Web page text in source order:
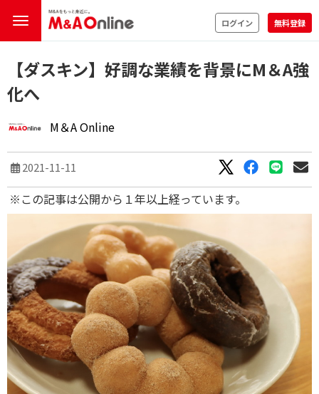
ログイン 無料登録
【ダスキン】好調な業績を背景にM＆A強
化へ
M＆A Online
2021-11-11
※この記事は公開から１年以上経っています。